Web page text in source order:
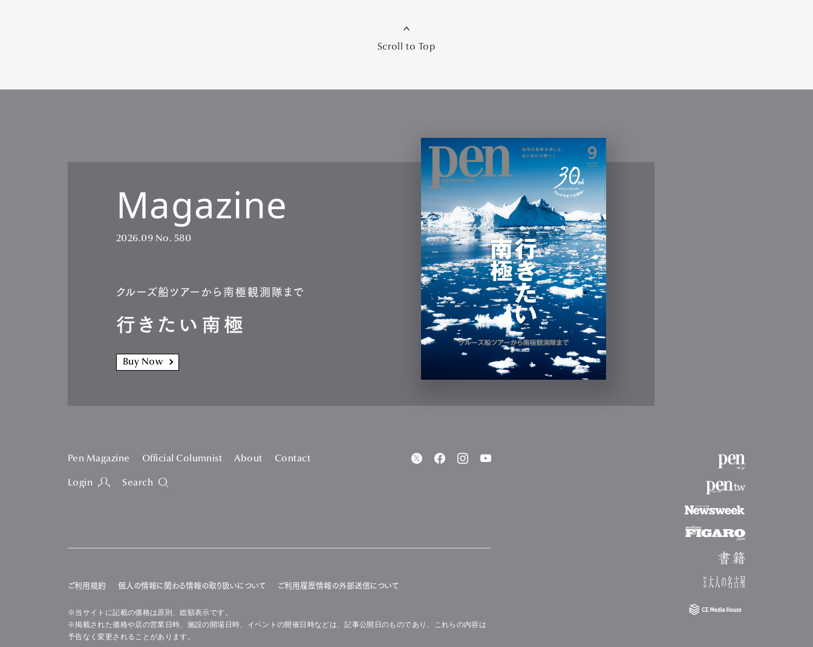
Scroll to Top
Magazine
2026.09 No. 580
クルーズ船ツアーから南極観測隊まで
行きたい南極
Buy Now
Pen Magazine Official Columnist About Contact
Login Search
ご利用規約 個人の情報に関わる情報の取り扱いについて ご利用履歴情報の外部送信について
※当サイトに記載の価格は原則、総額表示です。
※掲載された価格や店の営業日時、施設の開場日時、イベントの開催日時などは、記事公開日のものであり、これらの内容は
予告なく変更されることがあります。